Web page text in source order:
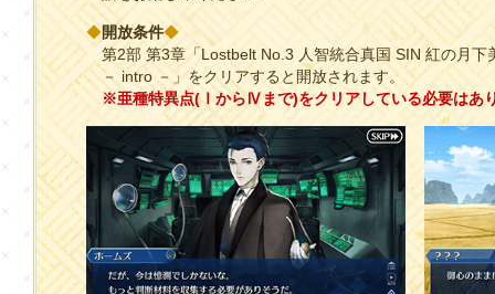
◆開放条件◆
第2部 第3章「Lostbelt No.3 人智統合真国 SIN 紅の月
－ intro －」をクリアすると開放されます。
※亜種特異点(ⅠからⅣまで)をクリアしている必要はあ